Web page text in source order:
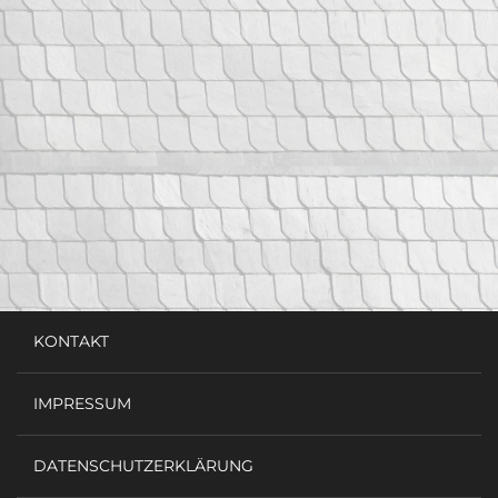
KONTAKT
IMPRESSUM
DATENSCHUTZERKLÄRUNG